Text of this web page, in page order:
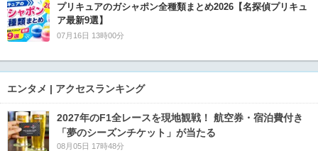
プリキュアのガシャポン全種類まとめ2026【名探偵プリキュ
ア最新9選】
07月16日 13時00分
エンタメ | アクセスランキング
2027年のF1全レースを現地観戦！ 航空券・宿泊費付き
「夢のシーズンチケット」が当たる
08月05日 17時48分